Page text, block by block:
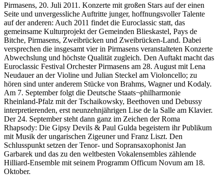
Pirmasens, 20. Juli 2011. Konzerte mit großen Stars auf der einen
Seite und unvergessliche Auftritte junger, hoffnungsvoller Talente
auf der anderen: Auch 2011 findet die Euroclassic statt, das
gemeinsame Kulturprojekt der Gemeinden Blieskastel, Pays de
Bitche, Pirmasens, Zweibrücken und Zweibrücken-Land. Dabei
versprechen die insgesamt vier in Pirmasens veranstalteten Konzerte
Abwechslung und höchste Qualität zugleich. Den Auftakt macht das
Euroclassic Festival Orchester Pirmasens am 28. August mit Lena
Neudauer an der Violine und Julian Steckel am Violoncello; zu
hören sind unter anderem Stücke von Brahms, Wagner und Kodaly.
Am 7. September folgt die Deutsche Staats¬philharmonie
Rheinland-Pfalz mit der Tschaikowsky, Beethoven und Debussy
interpretierenden, erst neunzehnjährigen Lise de la Salle am Klavier.
Der 24. September steht dann ganz im Zeichen der Roma
Rhapsody: Die Gipsy Devils & Paul Gulda begeistern ihr Publikum
mit Musik der ungarischen Zigeuner und Franz Liszt. Den
Schlusspunkt setzen der Tenor- und Sopransaxophonist Jan
Garbarek und das zu den weltbesten Vokalensembles zählende
Hilliard-Ensemble mit seinem Programm Officum Novum am 18.
Oktober.